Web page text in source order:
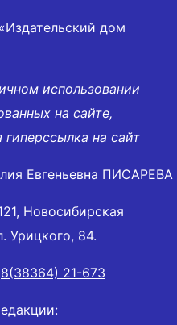
дом
использовании
на сайте,
гиперссылка на сайт
Евгеньевна ПИСАРЕВА
Новосибирская
Урицкого, 84.
8(38364) 21-673